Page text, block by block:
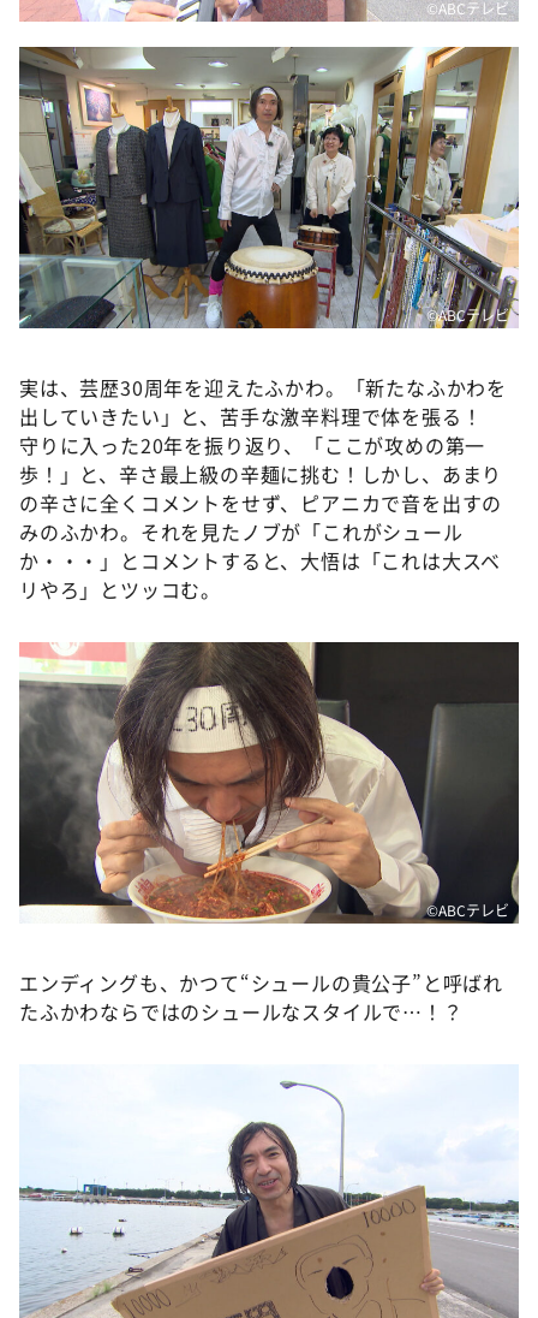
©️ABCテレビ
©️ABCテレビ
実は、芸歴30周年を迎えたふかわ。「新たなふかわを
出していきたい」と、苦手な激辛料理で体を張る！
守りに入った20年を振り返り、「ここが攻めの第一
歩！」と、辛さ最上級の辛麺に挑む！しかし、あまり
の辛さに全くコメントをせず、ピアニカで音を出すの
みのふかわ。それを見たノブが「これがシュール
か・・・」とコメントすると、大悟は「これは大スベ
リやろ」とツッコむ。
©️ABCテレビ
エンディングも、かつて“シュールの貴公子”と呼ばれ
たふかわならではのシュールなスタイルで…！？